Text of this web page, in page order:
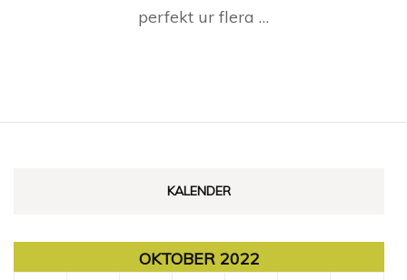
perfekt ur flera …
KALENDER
OKTOBER 2022